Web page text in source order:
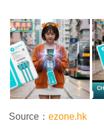
Source： ezone.hk